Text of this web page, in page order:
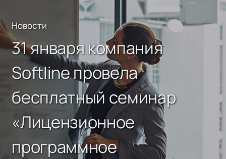
Новости
31 января компания
Softline провела
бесплатный семинар
«Лицензионное
программное